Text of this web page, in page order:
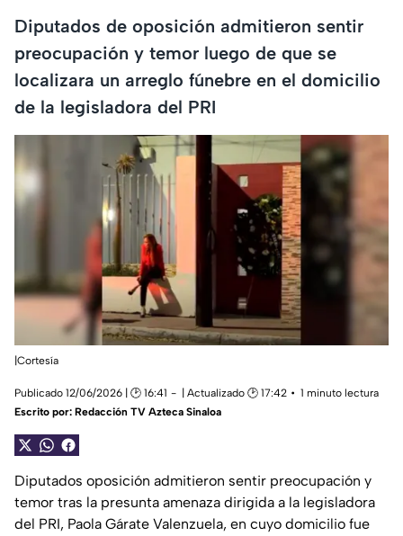
Diputados de oposición admitieron sentir
preocupación y temor luego de que se
localizara un arreglo fúnebre en el domicilio
de la legisladora del PRI
|Cortesía
Publicado 12/06/2026 | 🕑 16:41 | Actualizado 🕑 17:42
1 minuto lectura
Escrito por: Redacción TV Azteca Sinaloa
Diputados oposición admitieron sentir preocupación y
temor tras la presunta amenaza dirigida a la legisladora
del PRI, Paola Gárate Valenzuela, en cuyo domicilio fue